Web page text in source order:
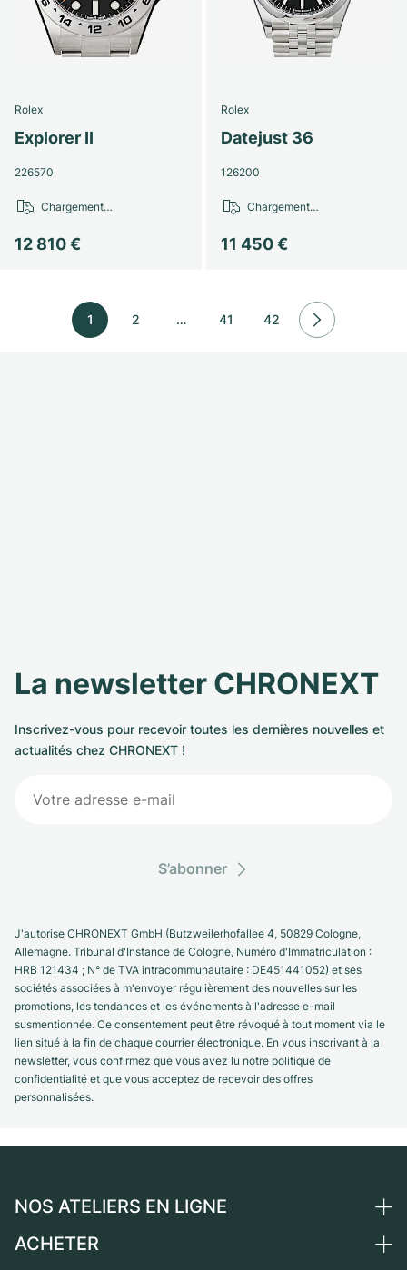
Rolex
Explorer II
226570
12 810 €
Chargement…
Rolex
Datejust 36
126200
11 450 €
Chargement…
1 2 … 41 42
La newsletter CHRONEXT
Inscrivez-vous pour recevoir toutes les dernières nouvelles et
actualités chez CHRONEXT !
S’abonner
J'autorise CHRONEXT GmbH (Butzweilerhofallee 4, 50829 Cologne,
Allemagne. Tribunal d'Instance de Cologne, Numéro d'Immatriculation :
HRB 121434 ; N° de TVA intracommunautaire : DE451441052) et ses
sociétés associées à m'envoyer régulièrement des nouvelles sur les
promotions, les tendances et les événements à l'adresse e-mail
susmentionnée. Ce consentement peut être révoqué à tout moment via le
lien situé à la fin de chaque courrier électronique. En vous inscrivant à la
newsletter, vous confirmez que vous avez lu notre politique de
confidentialité et que vous acceptez de recevoir des offres
personnalisées.
NOS ATELIERS EN LIGNE
Allemagne
ACHETER